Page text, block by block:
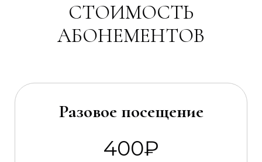
СТОИМОСТЬ
АБОНЕМЕНТОВ
Разовое посещение
400₽